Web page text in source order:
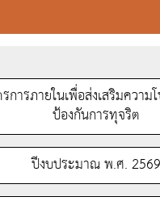
การภายในเพื่อส่งเสริมความ
ป้องกันการทุจริต
ปีงบประมาณ พ.ศ. 2569